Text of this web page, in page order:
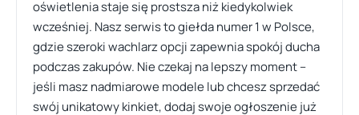
oświetlenia staje się prostsza niż kiedykolwiek
wcześniej. Nasz serwis to giełda numer 1 w Polsce,
gdzie szeroki wachlarz opcji zapewnia spokój ducha
podczas zakupów. Nie czekaj na lepszy moment –
jeśli masz nadmiarowe modele lub chcesz sprzedać
swój unikatowy kinkiet, dodaj swoje ogłoszenie już